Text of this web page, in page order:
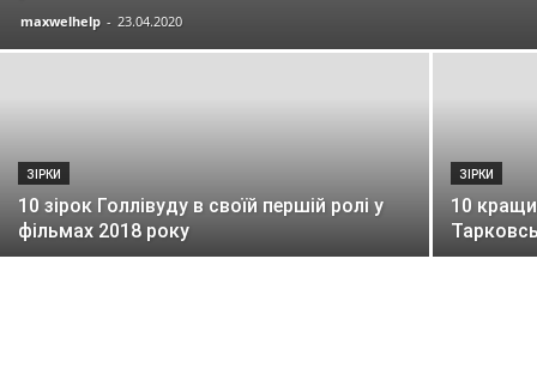
maxwelhelp - 23.04.2020
ЗІРКИ
10 зірок Голлівуду в своїй першій ролі у
фільмах 2018 року
ЗІРКИ
10